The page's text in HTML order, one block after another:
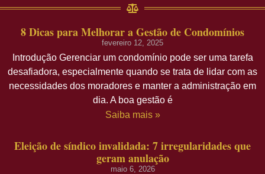
8 Dicas para Melhorar a Gestão de Condomínios
fevereiro 12, 2025
Introdução Gerenciar um condomínio pode ser uma tarefa
desafiadora, especialmente quando se trata de lidar com as
necessidades dos moradores e manter a administração em
dia. A boa gestão é
Saiba mais »
Eleição de síndico invalidada: 7 irregularidades que
geram anulação
maio 6, 2026